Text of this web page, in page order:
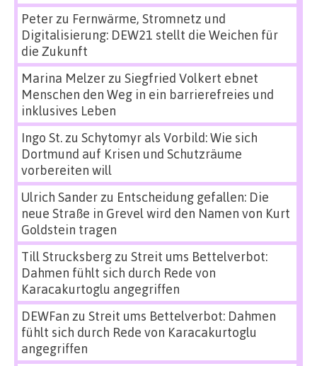
Peterzu Fernwärme, Stromnetz und
Digitalisierung: DEW21 stellt die Weichen für
die Zukunft
Marina Melzerzu Siegfried Volkert ebnet
Menschen den Weg in ein barrierefreies und
inklusives Leben
Ingo St.zu Schytomyr als Vorbild: Wie sich
Dortmund auf Krisen und Schutzräume
vorbereiten will
Ulrich Sanderzu Entscheidung gefallen: Die
neue Straße in Grevel wird den Namen von Kurt
Goldstein tragen
Till Strucksbergzu Streit ums Bettelverbot:
Dahmen fühlt sich durch Rede von
Karacakurtoglu angegriffen
DEWFan zu Streit ums Bettelverbot: Dahmen
fühlt sich durch Rede von Karacakurtoglu
angegriffen